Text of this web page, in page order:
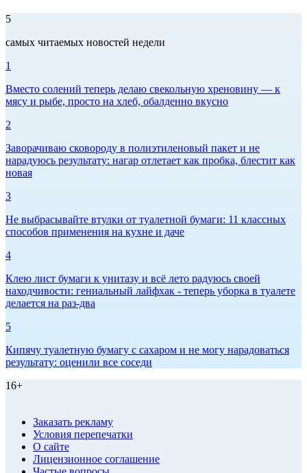
5
самых читаемых новостей недели
1
Вместо солений теперь делаю свекольную хреновину — к
мясу и рыбе, просто на хлеб, обалденно вкусно
2
Заворачиваю сковороду в полиэтиленовый пакет и не
нарадуюсь результату: нагар отлетает как пробка, блестит как
новая
3
Не выбрасывайте втулки от туалетной бумаги: 11 классных
способов применения на кухне и даче
4
Клею лист бумаги к унитазу и всё лето радуюсь своей
находчивости: гениальный лайфхак - теперь уборка в туалете
делается на раз-два
5
Кипячу туалетную бумагу с сахаром и не могу нарадоваться
результату: оценили все соседи
16+
Заказать рекламу
Условия перепечатки
О сайте
Лицензионное соглашение